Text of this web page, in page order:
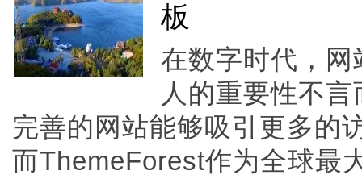
板
在数字时代，
人的重要性不
完善的网站能够吸引更多的
而ThemeForest作为全球最